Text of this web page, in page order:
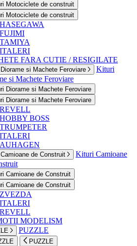
Motociclete de construit
Motociclete de construit
HASEGAWA
FUJIMI
TAMIYA
ITALERI
FARA CUTIE / RESIGILATE
si Machete Feroviare
Kituri
si Machete Feroviare
Diorame si Machete Feroviare
Diorame si Machete Feroviare
REVELL
HOBBY BOSS
TRUMPETER
ITALERI
AUHAGEN
de Construit
Kituri Camioane
Camioane de Construit
Camioane de Construit
ZVEZDA
ITALERI
REVELL
MODELISM
PUZZLE
PUZZLE